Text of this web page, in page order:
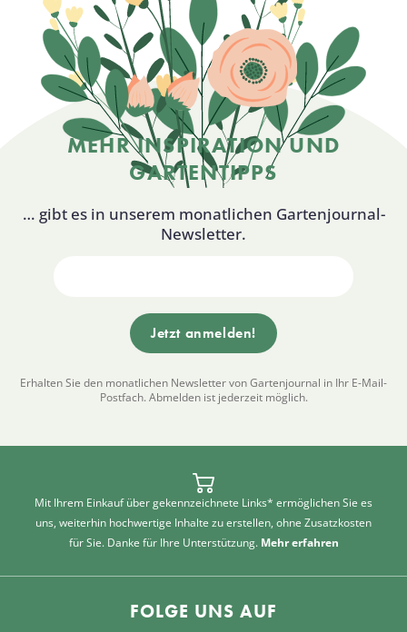
MEHR INSPIRATION UND
GARTENTIPPS
… gibt es in unserem monatlichen Gartenjournal-
Newsletter.
Erhalten Sie den monatlichen Newsletter von Gartenjournal in Ihr E-Mail-
Postfach. Abmelden ist jederzeit möglich.
Mit Ihrem Einkauf über gekennzeichnete Links* ermöglichen Sie es
uns, weiterhin hochwertige Inhalte zu erstellen, ohne Zusatzkosten
für Sie. Danke für Ihre Unterstützung. Mehr erfahren
FOLGE UNS AUF